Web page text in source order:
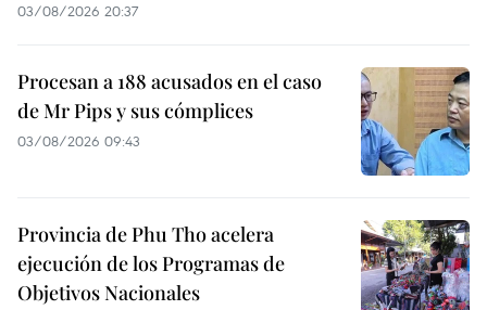
03/08/2026 20:37
Procesan a 188 acusados en el caso
de Mr Pips y sus cómplices
03/08/2026 09:43
Provincia de Phu Tho acelera
ejecución de los Programas de
Objetivos Nacionales